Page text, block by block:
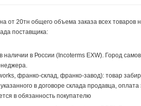
от 20тн общего объема заказа всех товаров
поставщика:
наличии в России (Incoterms EXW). Город
франко-склад, франко-завод): товар
в договоре склада продавца, оплата
в обязанность покупателю